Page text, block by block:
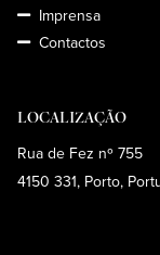
Imprensa
Contactos
LOCALIZAÇÃO
Rua de Fez nº 755
4150 331, Porto,